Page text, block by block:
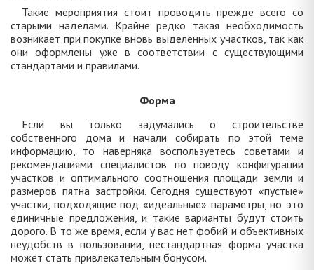
Такие мероприятия стоит проводить прежде всего со
старыми наделами. Крайне редко такая необходимость
возникает при покупке вновь выделенных участков, так как
они оформлены уже в соответствии с существующими
стандартами и правилами.
Форма
Если вы только задумались о строительстве
собственного дома и начали собирать по этой теме
информацию, то наверняка воспользуетесь советами и
рекомендациями специалистов по поводу конфигурации
участков и оптимального соотношения площади земли и
размеров пятна застройки. Сегодня существуют «пустые»
участки, подходящие под «идеальные» параметры, но это
единичные предложения, и такие варианты будут стоить
дорого. В то же время, если у вас нет фобий и объективных
неудобств в пользовании, нестандартная форма участка
может стать привлекательным бонусом.